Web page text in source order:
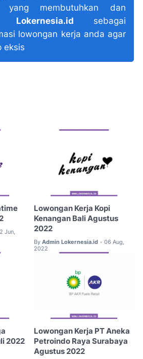
yang membutuhkan dan
Lokernesia.id sebagai
lowongan kerja anda agar
eksis
Jun,
Lowongan Kerja Kopi
Kenangan Bali Agustus
2022
By Admin Lokernesia.id • 06 Aug,
2022
2022
Lowongan Kerja PT Aneka
Petroindo Raya Surabaya
Agustus 2022